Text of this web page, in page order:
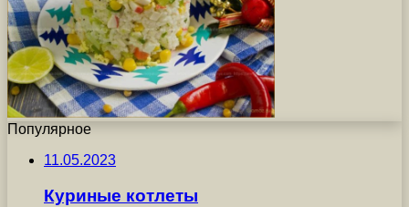
Популярное
11.05.2023
Куриные котлеты